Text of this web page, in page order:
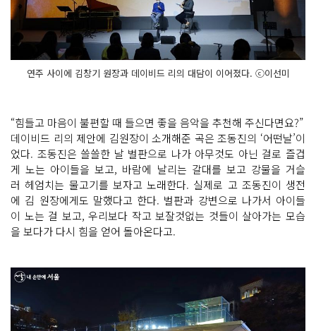
연주 사이에 김창기 원장과 데이비드 리의 대담이 이어졌다. ⓒ이선미
“힘들고 마음이 불편할 때 들으면 좋을 음악을 추천해 주신다면요?”
데이비드 리의 제안에 김원장이 소개해준 곡은 조동진의 ‘어떤날’이
었다. 조동진은 쓸쓸한 날 벌판으로 나가 아무것도 아닌 걸로 즐겁
게 노는 아이들을 보고, 바람에 날리는 갈대를 보고 강물을 거슬
러 헤엄치는 물고기를 보자고 노래한다. 실제로 고 조동진이 생전
에 김 원장에게도 말했다고 한다. 벌판과 강변으로 나가서 아이들
이 노는 걸 보고, 우리보다 작고 보잘것없는 것들이 살아가는 모습
을 보다가 다시 힘을 얻어 돌아온다고.